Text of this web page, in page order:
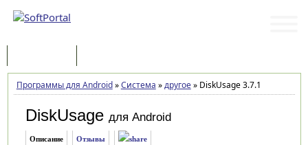
Программы для Android»Система »другое»DiskUsage 3.7.1
DiskUsage для Android
Описание Отзывы